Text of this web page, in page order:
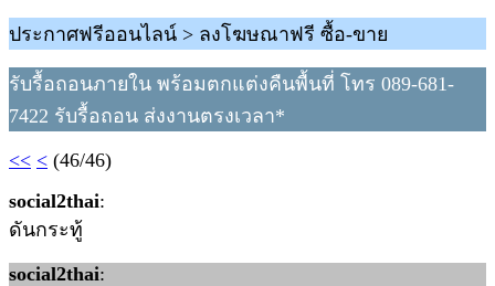
ประกาศฟรีออนไลน์ > ลงโฆษณาฟรี ซื้อ-ขาย
รับรื้อถอนภายใน พร้อมตกแต่งคืนพื้นที่ โทร 089-681-
7422 รับรื้อถอน ส่งงานตรงเวลา*
<< < (46/46)
social2thai:
ดันกระทู้
social2thai: